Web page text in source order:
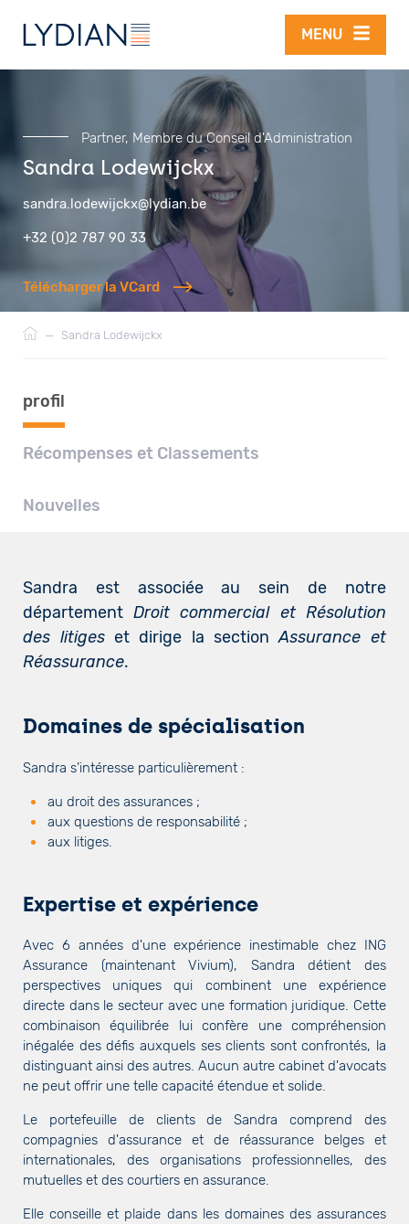
Aller au contenu principal
MENU
Fil — Sandra Lodewijckx
Partner, Membre du Conseil d'Administration
Sandra Lodewijckx
sandra.lodewijckx@lydian.be
+32 (0)2 787 90 33
Télécharger la VCard
profil
Récompenses et Classements
Nouvelles
Sandra est associée au sein de notre
département Droit commercial et Résolution
des litiges et dirige la sectionAssurance et
Réassurance.
Domaines de spécialisation
Sandra s’intéresse particulièrement :
au droit des assurances ;
aux questions de responsabilité ;
aux litiges.
Expertise et expérience
Avec 6 années d'une expérience inestimable chez ING
Assurance (maintenant Vivium), Sandra détient des
perspectives uniques qui combinent une expérience
directe dans le secteur avec une formation juridique. Cette
combinaison équilibrée lui confère une compréhension
inégalée des défis auxquels ses clients sont confrontés, la
distinguant ainsi des autres. Aucun autre cabinet d'avocats
ne peut offrir une telle capacité étendue et solide.
Le portefeuille de clients de Sandra comprend des
compagnies d'assurance et de réassurance belges et
internationales, des organisations professionnelles, des
mutuelles et des courtiers en assurance.
Elle conseille et plaide dans les domaines des assurances